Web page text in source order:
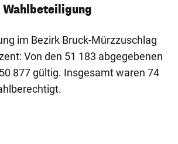
im Bezirk Bruck-Mürzzuschlag
Von den 51 183 abgegebenen
877 gültig. Insgesamt waren 74